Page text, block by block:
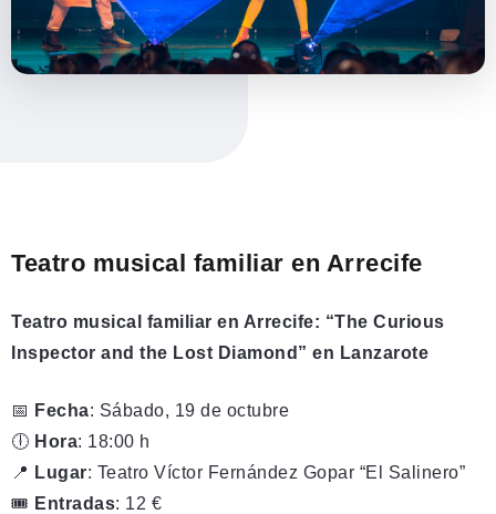
Teatro musical familiar en Arrecife
Teatro musical familiar en Arrecife: “The Curious
Inspector and the Lost Diamond” en Lanzarote
📅 Fecha: Sábado, 19 de octubre
🕕 Hora: 18:00 h
📍 Lugar: Teatro Víctor Fernández Gopar “El Salinero”
🎟 Entradas: 12 €